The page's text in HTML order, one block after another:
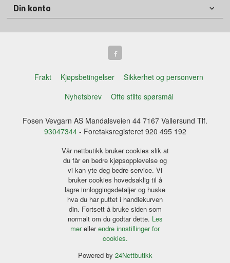
Din konto
Frakt Kjøpsbetingelser
Sikkerhet og personvern
Nyhetsbrev
Ofte stilte spørsmål
Fosen Vevgarn AS Mandalsveien 44 7167 Vallersund Tlf.
93047344- Foretaksregisteret 920 495 192
Vår nettbutikk bruker cookies slik at
du får en bedre kjøpsopplevelse og
vi kan yte deg bedre service. Vi
bruker cookies hovedsaklig til å
lagre innloggingsdetaljer og huske
hva du har puttet i handlekurven
din. Fortsett å bruke siden som
normalt om du godtar dette. Les
merellerendre innstillinger for
cookies.
Powered by 24Nettbutikk